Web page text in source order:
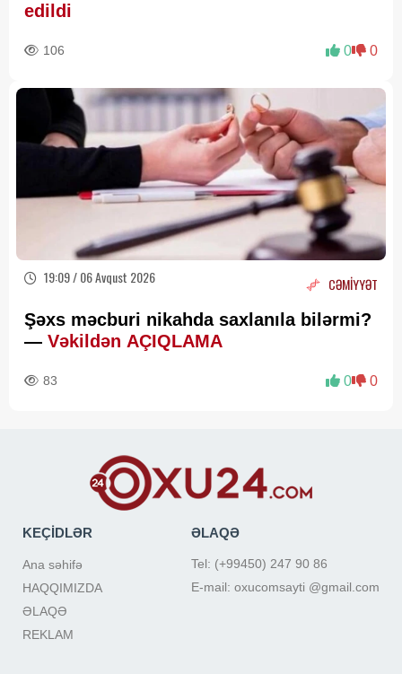
edildi
106 0 0
19:09 / 06 Avqust 2026 CƏMİYYƏT
Şəxs məcburi nikahda saxlanıla bilərmi?
— Vəkildən AÇIQLAMA
83 0 0
KEÇİDLƏR
Ana səhifə
HAQQIMIZDA
ƏLAQƏ
REKLAM
ƏLAQƏ
Tel: (+99450) 247 90 86
E-mail: oxucomsayti @gmail.com